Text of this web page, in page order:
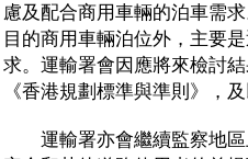
慮及配合商用車輛的泊車需
目的商用車輛泊位外，主要
求。運輸署會因應將來檢討
《香港規劃標準與準則》，
運輸署亦會繼續監察地區